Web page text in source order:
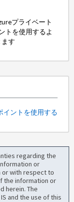
プライベート
トを使用するよ
す
イントを使用する
regarding the
or
or with respect to
the information or
herein. The
and the use of this